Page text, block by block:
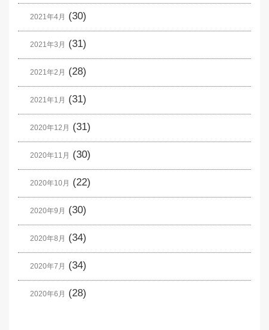
2021年4月 (30)
2021年3月 (31)
2021年2月 (28)
2021年1月 (31)
2020年12月 (31)
2020年11月 (30)
2020年10月 (22)
2020年9月 (30)
2020年8月 (34)
2020年7月 (34)
2020年6月 (28)